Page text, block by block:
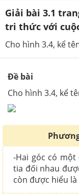
Giải bài 3.1
tri thức với
Cho hình 3.4, kể
Đề bài
Cho hình 3.4, kể
-Hai góc có một
tia đối nhau
còn được hiểu